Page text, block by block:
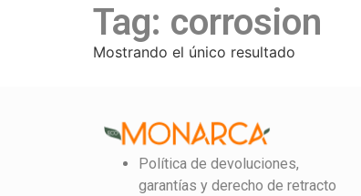
Tag: corrosion
Mostrando el único resultado
Política de devoluciones,
garantías y derecho de retracto